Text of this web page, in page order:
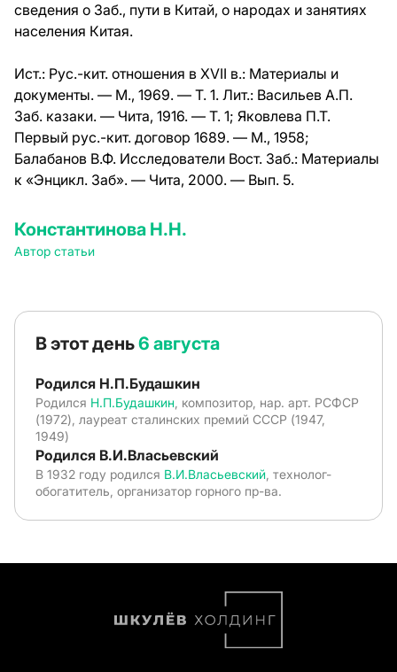
сведения о Заб., пути в Китай, о народах и занятиях
населения Китая.
Ист.: Рус.-кит. отношения в XVII в.: Материалы и
документы. — М., 1969. — Т. 1. Лит.: Васильев А.П.
Заб. казаки. — Чита, 1916. — Т. 1; Яковлева П.Т.
Первый рус.-кит. договор 1689. — М., 1958;
Балабанов В.Ф. Исследователи Вост. Заб.: Материалы
к «Энцикл. Заб». — Чита, 2000. — Вып. 5.
Константинова Н.Н.
Автор статьи
В этот день6 августа
Родился Н.П.Будашкин
Родился Н.П.Будашкин , композитор, нар. арт. РСФСР
(1972), лауреат сталинских премий СССР (1947,
1949)
Родился В.И.Власьевский
В 1932 году родился В.И.Власьевский , технолог-
обогатитель, организатор горного пр-ва.